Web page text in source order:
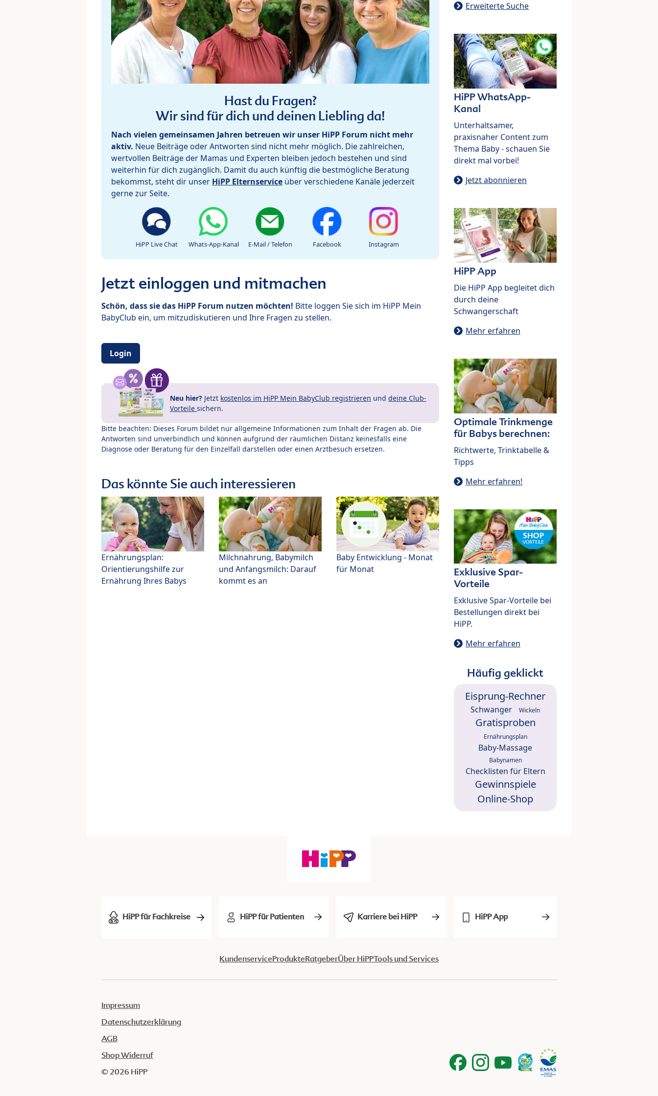
Hast du Fragen?
Wir sind für dich und deinen Liebling da!
Nach vielen gemeinsamen Jahren betreuen wir unser HiPP Forum nicht mehr
aktiv. Neue Beiträge oder Antworten sind nicht mehr möglich. Die zahlreichen,
wertvollen Beiträge der Mamas und Experten bleiben jedoch bestehen und sind
weiterhin für dich zugänglich. Damit du auch künftig die bestmögliche Beratung
bekommst, steht dir unser HiPP Elternservice über verschiedene Kanäle jederzeit
gerne zur Seite.
HiPP Live Chat Whats-App-Kanal E-Mail / Telefon Facebook Instagram
Jetzt einloggen und mitmachen
Schön, dass sie das HiPP Forum nutzen möchten! Bitte loggen Sie sich im HiPP Mein
BabyClub ein, um mitzudiskutieren und Ihre Fragen zu stellen.
Login
Neu hier? Jetzt kostenlos im HiPP Mein BabyClub registrieren und deine Club-
Vorteile sichern.
Bitte beachten: Dieses Forum bildet nur allgemeine Informationen zum Inhalt der Fragen ab. Die
Antworten sind unverbindlich und können aufgrund der räumlichen Distanz keinesfalls eine
Diagnose oder Beratung für den Einzelfall darstellen oder einen Arztbesuch ersetzen.
Das könnte Sie auch interessieren
Ernährungsplan:
Orientierungshilfe zur
Ernährung Ihres Babys
Milchnahrung, Babymilch
und Anfangsmilch: Darauf
kommt es an
Baby Entwicklung - Monat
für Monat
Erweiterte Suche
HiPP WhatsApp-
Kanal
Unterhaltsamer,
praxisnaher Content zum
Thema Baby - schauen Sie
direkt mal vorbei!
Jetzt abonnieren
HiPP App
Die HiPP App begleitet dich
durch deine
Schwangerschaft
Mehr erfahren
Optimale Trinkmenge
für Babys berechnen:
Richtwerte, Trinktabelle &
Tipps
Mehr erfahren!
Exklusive Spar-
Vorteile
Exklusive Spar-Vorteile bei
Bestellungen direkt bei
HiPP.
Mehr erfahren
Häufig geklickt
Eisprung-Rechner
Schwanger Wickeln
Gratisproben
Ernährungsplan
Baby-Massage
Babynamen
Checklisten für Eltern
Gewinnspiele
Online-Shop
HiPP für Fachkreise HiPP für Patienten Karriere bei HiPP HiPP App
KundenserviceProdukteRatgeberÜber HiPPTools und Services
Impressum
Datenschutzerklärung
AGB
Shop Widerruf
© 2026 HiPP